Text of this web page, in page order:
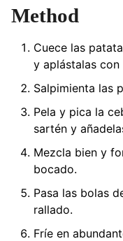
Method
Cuece las
y aplástalas con
Salpimienta las
Pela y pica la
sartén y
Mezcla bien y
bocado.
Pasa las bolas
rallado.
Fríe en